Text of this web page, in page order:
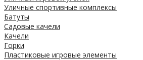
Уличные спортивные комплексы
Батуты
Садовые качели
Качели
Горки
Пластиковые игровые элементы